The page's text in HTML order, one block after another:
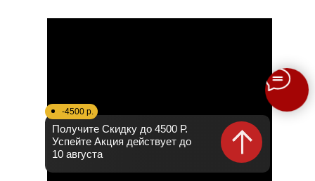
Получите Скидку до 4500 Р.
Успейте Акция действует до
10 августа
-4500 р.